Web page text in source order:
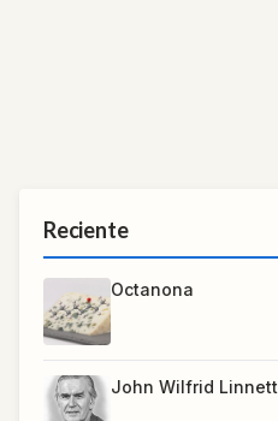
Reciente
Octanona
John Wilfrid Linnett